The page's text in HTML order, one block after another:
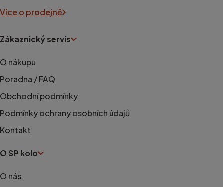
Více o prodejně
Zákaznický servis
O nákupu
Poradna / FAQ
Obchodní podmínky
Podmínky ochrany osobních údajů
Kontakt
O SP kolo
O nás